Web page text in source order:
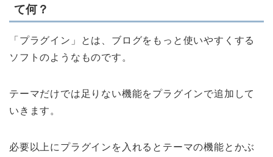
て何？
「プラグイン」とは、ブログをもっと使いやすくする
ソフトのようなものです。
テーマだけでは足りない機能をプラグインで追加して
いきます。
必要以上にプラグインを入れるとテーマの機能とかぶ